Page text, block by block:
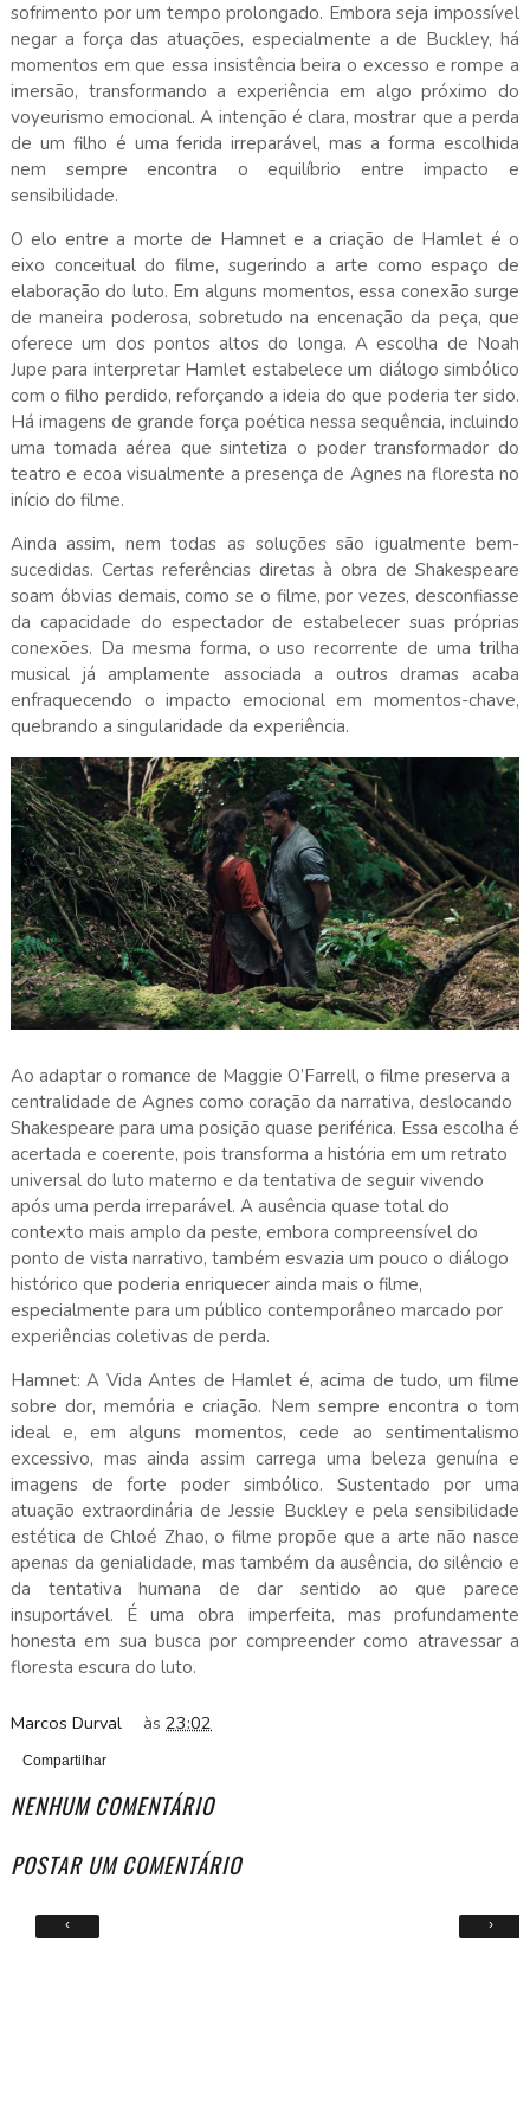
sofrimento por um tempo prolongado. Embora seja impossível
negar a força das atuações, especialmente a de Buckley, há
momentos em que essa insistência beira o excesso e rompe a
imersão, transformando a experiência em algo próximo do
voyeurismo emocional. A intenção é clara, mostrar que a perda
de um filho é uma ferida irreparável, mas a forma escolhida
nem sempre encontra o equilíbrio entre impacto e
sensibilidade.
O elo entre a morte de Hamnet e a criação de Hamlet é o
eixo conceitual do filme, sugerindo a arte como espaço de
elaboração do luto. Em alguns momentos, essa conexão surge
de maneira poderosa, sobretudo na encenação da peça, que
oferece um dos pontos altos do longa. A escolha de Noah
Jupe para interpretar Hamlet estabelece um diálogo simbólico
com o filho perdido, reforçando a ideia do que poderia ter sido.
Há imagens de grande força poética nessa sequência, incluindo
uma tomada aérea que sintetiza o poder transformador do
teatro e ecoa visualmente a presença de Agnes na floresta no
início do filme.
Ainda assim, nem todas as soluções são igualmente bem-
sucedidas. Certas referências diretas à obra de Shakespeare
soam óbvias demais, como se o filme, por vezes, desconfiasse
da capacidade do espectador de estabelecer suas próprias
conexões. Da mesma forma, o uso recorrente de uma trilha
musical já amplamente associada a outros dramas acaba
enfraquecendo o impacto emocional em momentos-chave,
quebrando a singularidade da experiência.
Ao adaptar o romance de Maggie O’Farrell, o filme preserva a
centralidade de Agnes como coração da narrativa, deslocando
Shakespeare para uma posição quase periférica. Essa escolha é
acertada e coerente, pois transforma a história em um retrato
universal do luto materno e da tentativa de seguir vivendo
após uma perda irreparável. A ausência quase total do
contexto mais amplo da peste, embora compreensível do
ponto de vista narrativo, também esvazia um pouco o diálogo
histórico que poderia enriquecer ainda mais o filme,
especialmente para um público contemporâneo marcado por
experiências coletivas de perda.
Hamnet: A Vida Antes de Hamlet é, acima de tudo, um filme
sobre dor, memória e criação. Nem sempre encontra o tom
ideal e, em alguns momentos, cede ao sentimentalismo
excessivo, mas ainda assim carrega uma beleza genuína e
imagens de forte poder simbólico. Sustentado por uma
atuação extraordinária de Jessie Buckley e pela sensibilidade
estética de Chloé Zhao, o filme propõe que a arte não nasce
apenas da genialidade, mas também da ausência, do silêncio e
da tentativa humana de dar sentido ao que parece
insuportável. É uma obra imperfeita, mas profundamente
honesta em sua busca por compreender como atravessar a
floresta escura do luto.
Marcos Durval às23:02
Compartilhar
NENHUM COMENTÁRIO
POSTAR UM COMENTÁRIO
‹ ›